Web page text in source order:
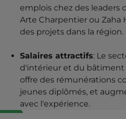
emplois chez des leaders
Arte Charpentier ou Zaha
des projets dans la région.
Salaires attractifs: Le
d'intérieur et du bâtiment
offre des rémunérations
jeunes diplômés, et
avec l'expérience.